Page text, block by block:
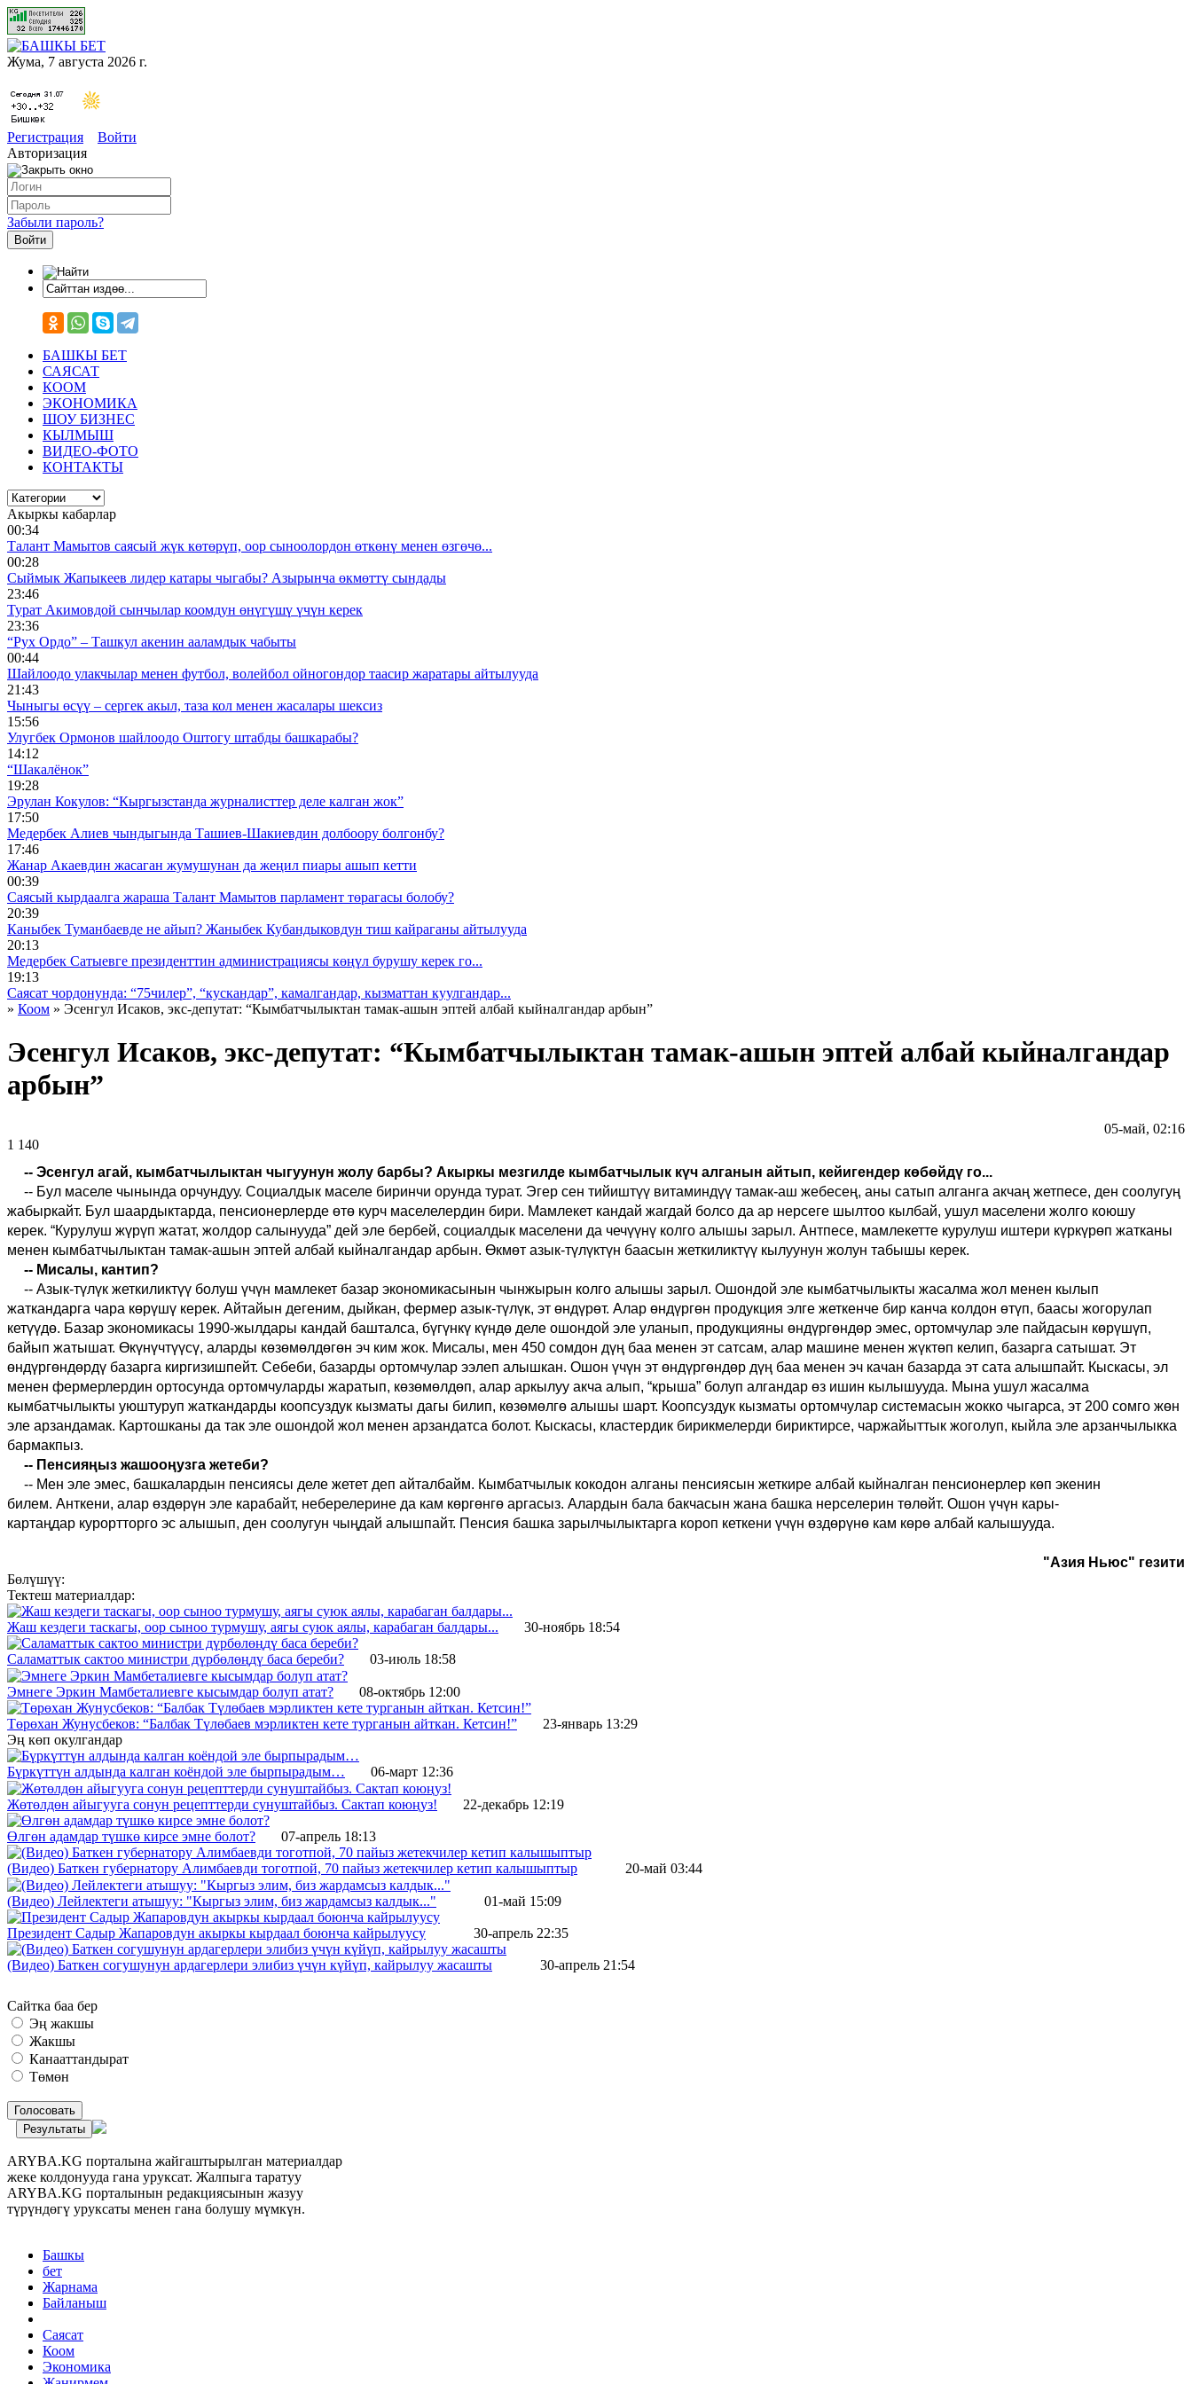
Жума, 7 августа 2026 г.
Регистрация
Войти
Авторизация
Забыли пароль?
БАШКЫ БЕТ
САЯСАТ
КООМ
ЭКОНОМИКА
ШОУ БИЗНЕС
КЫЛМЫШ
ВИДЕО-ФОТО
КОНТАКТЫ
Акыркы кабарлар
00:34
Талант Мамытов саясый жүк көтөрүп, оор сыноолордон өткөнү менен өзгөчө...
00:28
Сыймык Жапыкеев лидер катары чыгабы? Азырынча өкмөттү сындады
23:46
Турат Акимовдой сынчылар коомдун өнүгүшү үчүн керек
23:36
“Рух Ордо” – Ташкул акенин ааламдык чабыты
00:44
Шайлоодо улакчылар менен футбол, волейбол ойногондор таасир жаратары айтылууда
21:43
Чыныгы өсүү – сергек акыл, таза кол менен жасалары шексиз
15:56
Улугбек Ормонов шайлоодо Оштогу штабды башкарабы?
14:12
“Шакалёнок”
19:28
Эрулан Кокулов: “Кыргызстанда журналисттер деле калган жок”
17:50
Медербек Алиев чындыгында Ташиев-Шакиевдин долбоору болгонбу?
17:46
Жанар Акаевдин жасаган жумушунан да жеңил пиары ашып кетти
00:39
Саясый кырдаалга жараша Талант Мамытов парламент төрагасы болобу?
20:39
Каныбек Туманбаевде не айып? Жаныбек Кубандыковдун тиш кайраганы айтылууда
20:13
Медербек Сатыевге президенттин администрациясы көңүл бурушу керек го...
19:13
Саясат чордонунда: “75чилер”, “кускандар”, камалгандар, кызматтан куулгандар...
» Коом » Эсенгул Исаков, экс-депутат: “Кымбатчылыктан тамак-ашын эптей албай кыйналгандар арбын”
Эсенгул Исаков, экс-депутат: “Кымбатчылыктан тамак-ашын эптей албай кыйналгандар
арбын”
05-май, 02:16
1 140 ᠌ ᠌ ᠌ ᠌᠌ ᠌ ᠌᠌
-- Эсенгул агай, кымбатчылыктан чыгуунун жолу барбы? Акыркы мезгилде кымбатчылык күч алганын айтып, кейигендер көбөйдү го...
-- Бул маселе чынында орчундуу. Социалдык маселе биринчи орунда турат. Эгер сен тийиштүү витаминдүү тамак-аш жебесең, аны сатып алганга акчаң жетпесе, ден соолугуң
жабыркайт. Бул шаардыктарда, пенсионерлерде өтө курч маселелердин бири. Мамлекет кандай жагдай болсо да ар нерсеге шылтоо кылбай, ушул маселени жолго коюшу
керек. “Курулуш жүрүп жатат, жолдор салынууда” дей эле бербей, социалдык маселени да чечүүнү колго алышы зарыл. Антпесе, мамлекетте курулуш иштери күркүрөп жатканы
менен кымбатчылыктан тамак-ашын эптей албай кыйналгандар арбын. Өкмөт азык-түлүктүн баасын жеткиликтүү кылуунун жолун табышы керек.
-- Мисалы, кантип?
-- Азык-түлүк жеткиликтүү болуш үчүн мамлекет базар экономикасынын чынжырын колго алышы зарыл. Ошондой эле кымбатчылыкты жасалма жол менен кылып
жаткандарга чара көрүшү керек. Айтайын дегеним, дыйкан, фермер азык-түлүк, эт өндүрөт. Алар өндүргөн продукция элге жеткенче бир канча колдон өтүп, баасы жогорулап
кетүүдө. Базар экономикасы 1990-жылдары кандай башталса, бүгүнкү күндө деле ошондой эле уланып, продукцияны өндүргөндөр эмес, ортомчулар эле пайдасын көрүшүп,
байып жатышат. Өкүнүчтүүсү, аларды көзөмөлдөгөн эч ким жок. Мисалы, мен 450 сомдон дүң баа менен эт сатсам, алар машине менен жүктөп келип, базарга сатышат. Эт
өндүргөндөрдү базарга киргизишпейт. Себеби, базарды ортомчулар ээлеп алышкан. Ошон үчүн эт өндүргөндөр дүң баа менен эч качан базарда эт сата алышпайт. Кыскасы, эл
менен фермерлердин ортосунда ортомчуларды жаратып, көзөмөлдөп, алар аркылуу акча алып, “крыша” болуп алгандар өз ишин кылышууда. Мына ушул жасалма
кымбатчылыкты уюштуруп жаткандарды коопсуздук кызматы дагы билип, көзөмөлгө алышы шарт. Коопсуздук кызматы ортомчулар системасын жокко чыгарса, эт 200 сомго жөн
эле арзандамак. Картошканы да так эле ошондой жол менен арзандатса болот. Кыскасы, кластердик бирикмелерди бириктирсе, чаржайыттык жоголуп, кыйла эле арзанчылыкка
бармакпыз.
-- Пенсияңыз жашооңузга жетеби?
-- Мен эле эмес, башкалардын пенсиясы деле жетет деп айталбайм. Кымбатчылык кокодон алганы пенсиясын жеткире албай кыйналган пенсионерлер көп экенин
билем. Анткени, алар өздөрүн эле карабайт, неберелерине да кам көргөнгө аргасыз. Алардын бала бакчасын жана башка нерселерин төлөйт. Ошон үчүн кары-
картаңдар курортторго эс алышып, ден соолугун чыңдай алышпайт. Пенсия башка зарылчылыктарга короп кеткени үчүн өздөрүнө кам көрө албай калышууда.
"Азия Ньюс" гезити
Бөлүшүү:
Тектеш материалдар:
Жаш кездеги таскагы, оор сыноо турмушу, аягы суюк аялы, карабаган балдары... 30-ноябрь 18:54
Саламаттык сактоо министри дүрбөлөңдү баса береби? 03-июль 18:58
Эмнеге Эркин Мамбеталиевге кысымдар болуп атат? 08-октябрь 12:00
Төрөхан Жунусбеков: “Балбак Түлөбаев мэрликтен кете турганын айткан. Кетсин!”
23-январь 13:29
Эң көп окулгандар
Бүркүттүн алдында калган коёндой эле бырпырадым… 06-март 12:36
Жөтөлдөн айыгууга сонун рецепттерди сунуштайбыз. Сактап коюңуз! 22-декабрь 12:19
Өлгөн адамдар түшкө кирсе эмне болот? 07-апрель 18:13
(Видео) Баткен губернатору Алимбаевди тоготпой, 70 пайыз жетекчилер кетип калышыптыр 20-май 03:44
(Видео) Лейлектеги атышуу: "Кыргыз элим, биз жардамсыз калдык..." 01-май 15:09
Президент Садыр Жапаровдун акыркы кырдаал боюнча кайрылуусу 30-апрель 22:35
(Видео) Баткен согушунун ардагерлери элибиз үчүн күйүп, кайрылуу жасашты 30-апрель 21:54
Сайтка баа бер
Эң жакшы
Жакшы
Канааттандырат
Төмөн
Голосовать
Результаты
ARYBA.KG порталына жайгаштырылган материалдар
жеке колдонууда гана уруксат. Жалпыга таратуу
ARYBA.KG порталынын редакциясынын жазуу
түрүндөгү уруксаты менен гана болушу мүмкүн.
Башкы
бет
Жарнама
Байланыш
Саясат
Коом
Экономика